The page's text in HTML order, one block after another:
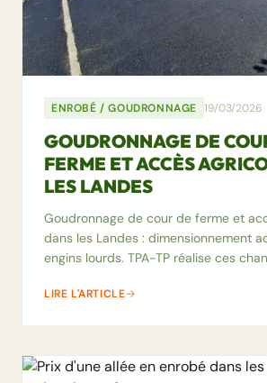
ENROBÉ / GOUDRONNAGE 19/03/2026
GOUDRONNAGE DE
FERME ET ACCÈS
LES LANDES
Goudronnage de cour de ferme et
dans les Landes : dimensionnement
engins lourds. TPA-TP réalise ces
LIRE L'ARTICLE